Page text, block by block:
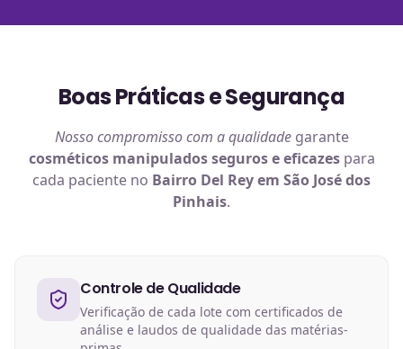
Boas Práticas e Segurança
Nosso compromisso com a qualidadegarante
cosméticos manipuladosseguros e eficazespara
cada paciente no Bairro Del Rey em São José dos
Pinhais.
Controle de Qualidade
Verificação de cada lote com certificados de
análise e laudos de qualidade das matérias-